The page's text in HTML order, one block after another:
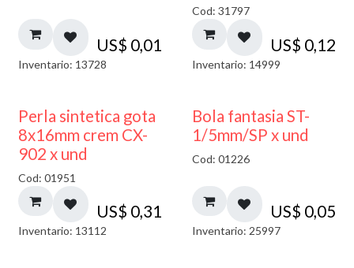
US$ 0,01
Inventario: 13728
Cod: 31797
US$ 0,12
Inventario: 14999
Perla sintetica gota
8x16mm crem CX-
902 x und
Cod: 01951
US$ 0,31
Inventario: 13112
Bola fantasia ST-
1/5mm/SP x und
Cod: 01226
US$ 0,05
Inventario: 25997